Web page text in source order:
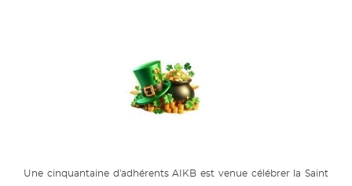
Une cinquantaine d'adhérents AIKB est venue célébrer la Saint